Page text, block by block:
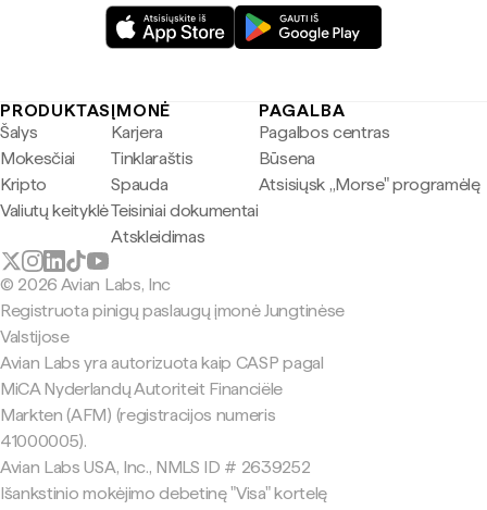
PRODUKTAS
Šalys
Mokesčiai
Kripto
Valiutų keityklė
ĮMONĖ
Karjera
Tinklaraštis
Spauda
Teisiniai dokumentai
Atskleidimas
PAGALBA
Pagalbos centras
Būsena
Atsisiųsk „Morse" programėlę
© 2026 Avian Labs, Inc
Registruota pinigų paslaugų įmonė Jungtinėse
Valstijose
Avian Labs yra autorizuota kaip CASP pagal
MiCA Nyderlandų Autoriteit Financiële
Markten (AFM) (registracijos numeris
41000005).
Avian Labs USA, Inc., NMLS ID # 2639252
Išankstinio mokėjimo debetinę "Visa" kortelę